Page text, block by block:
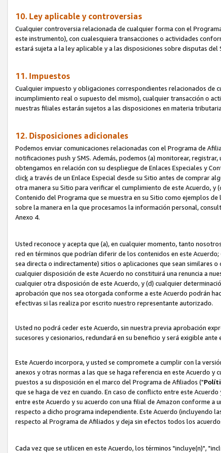
10. Ley aplicable y controversias
Cualquier controversia relacionada de cualquier forma con el
este instrumento), con cualesquiera transacciones o actividades
estará sujeta a la ley aplicable y a las disposiciones sobre disputas
11. Impuestos
Cualquier impuesto y obligaciones correspondientes relacionados de
incumplimiento real o supuesto del mismo), cualquier transacción o
nuestras filiales estarán sujetos a las disposiciones en materia
12. Disposiciones adicionales
Podemos enviar comunicaciones relacionadas con el Programa de
notificaciones push y SMS. Además, podemos (a) monitorear,
obtengamos en relación con su despliegue de Enlaces Especiales y
clicka través de un Enlace Especial desde su Sitio antes de comprar
otra manera su Sitio para verificar el cumplimiento de este Acuerdo,
Contenido del Programa que se muestra en su Sitio como ejemplos
sobre la manera en la que procesamos la información personal,
Anexo 4.
Usted reconoce y acepta que (a), en cualquier momento, tanto
red en términos que podrían diferir de los contenidos en este
sea directa o indirectamente) sitios o aplicaciones que sean similares
cualquier disposición de este Acuerdo no constituirá una renuncia a
cualquier otra disposición de este Acuerdo, y (d) cualquier
aprobación que nos sea otorgada conforme a este Acuerdo podrán
efectivas si las realiza por escrito nuestro representante autorizado.
Usted no podrá ceder este Acuerdo, sin nuestra previa aprobación
sucesores y cesionarios, redundará en su beneficio y será exigible
Este Acuerdo incorpora, y usted se compromete a cumplir con la
anexos y otras normas a las que se haga referencia en este Acuerdo
puestos a su disposición en el marco del Programa de Afiliados ("
que se haga de vez en cuando. En caso de conflicto entre este
entre este Acuerdo y su acuerdo con una filial de Amazon conforme
respecto a dicho programa independiente. Este Acuerdo (incluyendo
respecto al Programa de Afiliados y deja sin efectos todos los
Cada vez que se utilicen en este Acuerdo, los términos "incluye(n)",